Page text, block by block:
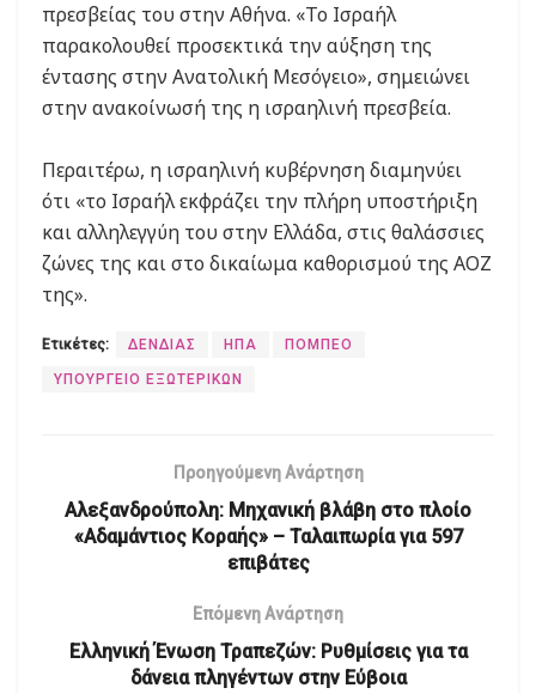
πρεσβείας του στην Αθήνα. «Το Ισραήλ
παρακολουθεί προσεκτικά την αύξηση της
έντασης στην Ανατολική Μεσόγειο», σημειώνει
στην ανακοίνωσή της η ισραηλινή πρεσβεία.
Περαιτέρω, η ισραηλινή κυβέρνηση διαμηνύει
ότι «το Ισραήλ εκφράζει την πλήρη υποστήριξη
και αλληλεγγύη του στην Ελλάδα, στις θαλάσσιες
ζώνες της και στο δικαίωμα καθορισμού της ΑΟΖ
της».
Ετικέτες: ΔΕΝΔΙΑΣ ΗΠΑ ΠΟΜΠΕΟ
ΥΠΟΥΡΓΕΙΟ ΕΞΩΤΕΡΙΚΩΝ
Προηγούμενη Ανάρτηση
Αλεξανδρούπολη: Μηχανική βλάβη στο πλοίο
«Αδαμάντιος Κοραής» – Ταλαιπωρία για 597
επιβάτες
Επόμενη Ανάρτηση
Ελληνική Ένωση Τραπεζών: Ρυθμίσεις για τα
δάνεια πληγέντων στην Εύβοια